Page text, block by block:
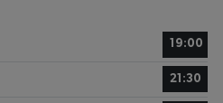
19:00
21:30